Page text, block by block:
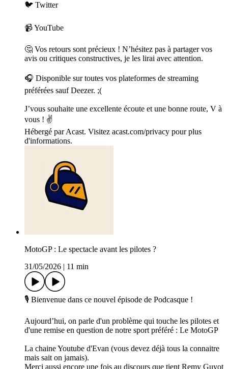
🐦 Twitter
📹 YouTube
🤔 Vos retours sont précieux ! N’hésitez pas à partager vos
avis ou critiques constructives, je les lirai avec attention.
🎧 Disponible sur toutes vos plateformes de streaming
préférées sauf Deezer. ;(
J’vous souhaite une excellente écoute et une bonne route, V à
vous ! ✌️
Hébergé par Acast. Visitez acast.com/privacy pour plus
d'informations.
MotoGP : Le spectacle avant les pilotes ?
31/05/2026
11 min
🎙️ Bienvenue dans ce nouvel épisode de Podcasque !
Aujourd’hui, on parle d'un problème qui touche les pilotes et
d'une remise en question de notre sport préféré : Le MotoGP
La chaine Youtube d'Evan (vous devez déjà tous la connaitre
mais sait on jamais).
Merci aussi encore une fois au discours que tient Remy Guyot